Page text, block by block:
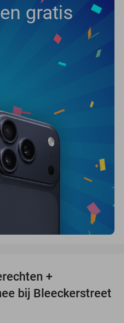
gratis
+
bij Bleeckerstreet